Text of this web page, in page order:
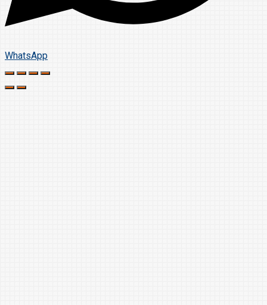
WhatsApp